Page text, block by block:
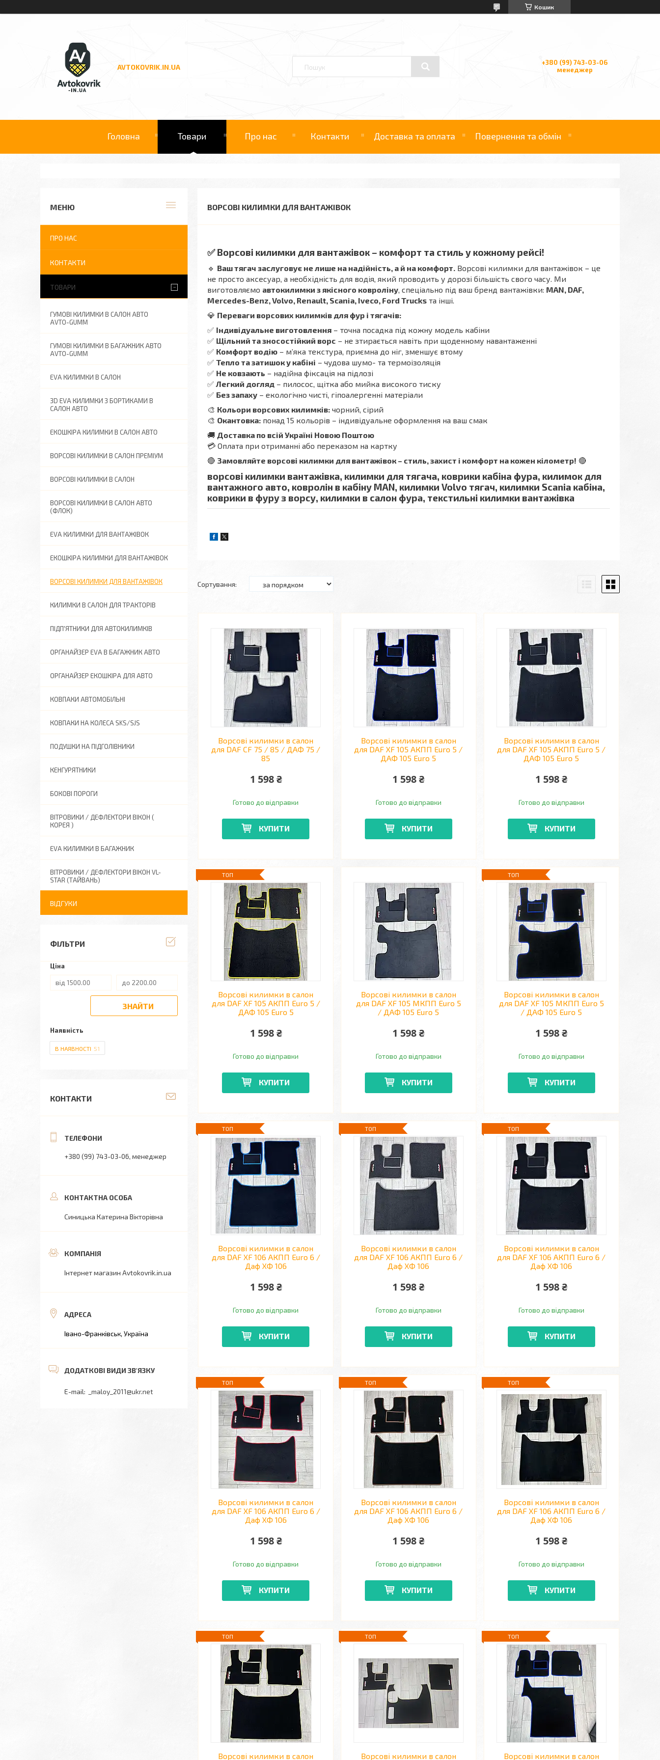
Кошик
AVTOKOVRIK.IN.UA
+380 (99) 743-03-06
менеджер
Головна Товари Про нас Контакти Доставка та оплата Повернення та обмін
ВОРСОВІ КИЛИМКИ ДЛЯ ВАНТАЖІВОК
✅Ворсові килимки для вантажівок – комфорт та стиль у кожному рейсі!
🔹 Ваш тягач заслуговує не лише на надійність, а й на комфорт. Ворсові килимки для вантажівок – це
не просто аксесуар, а необхідність для водія, який проводить у дорозі більшість свого часу. Ми
виготовляємо автокилимки з якісного ковроліну, спеціально під ваш бренд вантажівки: MAN, DAF,
Mercedes-Benz, Volvo, Renault, Scania, Iveco, Ford Trucks та інші.
💎 Переваги ворсових килимків для фур і тягачів:
✅ Індивідуальне виготовлення – точна посадка під кожну модель кабіни
✅ Щільний та зносостійкий ворс – не зтирається навіть при щоденному навантаженні
✅ Комфорт водію – м’яка текстура, приємна до ніг, зменшує втому
✅ Тепло та затишок у кабіні – чудова шумо- та термоізоляція
✅ Не ковзають – надійна фіксація на підлозі
✅Легкий догляд – пилосос, щітка або мийка високого тиску
✅ Без запаху – екологічно чисті, гіпоалергенні матеріали
🎨 Кольори ворсових килимків: чорний, сірий
🎨 Окантовка: понад 15 кольорів – індивідуальне оформлення на ваш смак
🚚 Доставка по всій Україні Новою Поштою
💳 Оплата при отриманні або переказом на картку
🔴 Замовляйте ворсові килимки для вантажівок – стиль, захист і комфорт на кожен кілометр! 🔴
ворсові килимки вантажівка, килимки для тягача, коврики кабіна фура, килимок для
вантажного авто, ковролін в кабіну MAN, килимки Volvo тягач, килимки Scania кабіна,
коврики в фуру з ворсу, килимки в салон фура, текстильні килимки вантажівка
Ворсові килимки в салон
для DAF CF 75 / 85 / ДАФ 75 /
85
1 598 ₴
Готово до відправки
КУПИТИ
Ворсові килимки в салон
для DAF XF 105 АКПП Euro 5 /
ДАФ 105 Euro 5
1 598 ₴
Готово до відправки
КУПИТИ
Ворсові килимки в салон
для DAF XF 105 АКПП Euro 5 /
ДАФ 105 Euro 5
1 598 ₴
Готово до відправки
КУПИТИ
ТОП
Ворсові килимки в салон
для DAF XF 105 АКПП Euro 5 /
ДАФ 105 Euro 5
1 598 ₴
Готово до відправки
КУПИТИ
Ворсові килимки в салон
для DAF XF 105 МКПП Euro 5
/ ДАФ 105 Euro 5
1 598 ₴
Готово до відправки
КУПИТИ
ТОП
Ворсові килимки в салон
для DAF XF 105 МКПП Euro 5
/ ДАФ 105 Euro 5
1 598 ₴
Готово до відправки
КУПИТИ
ТОП
Ворсові килимки в салон
для DAF XF 106 АКПП Euro 6 /
Даф ХФ 106
1 598 ₴
Готово до відправки
КУПИТИ
ТОП
Ворсові килимки в салон
для DAF XF 106 АКПП Euro 6 /
Даф ХФ 106
1 598 ₴
Готово до відправки
КУПИТИ
ТОП
Ворсові килимки в салон
для DAF XF 106 АКПП Euro 6 /
Даф ХФ 106
1 598 ₴
Готово до відправки
КУПИТИ
ТОП
Ворсові килимки в салон
для DAF XF 106 АКПП Euro 6 /
Даф ХФ 106
1 598 ₴
Готово до відправки
КУПИТИ
ТОП
Ворсові килимки в салон
для DAF XF 106 АКПП Euro 6 /
Даф ХФ 106
1 598 ₴
Готово до відправки
КУПИТИ
ТОП
Ворсові килимки в салон
для DAF XF 106 АКПП Euro 6 /
Даф ХФ 106
1 598 ₴
Готово до відправки
КУПИТИ
ТОП
Ворсові килимки в салон
ТОП
Ворсові килимки в салон
ТОП
Ворсові килимки в салон
ПРО НАС
КОНТАКТИ
ТОВАРИ
ГУМОВІ КИЛИМКИ В САЛОН АВТО
AVTO-GUMM
ГУМОВІ КИЛИМКИ В БАГАЖНИК АВТО
AVTO-GUMM
EVA КИЛИМКИ В САЛОН
3D EVA КИЛИМКИ З БОРТИКАМИ В
САЛОН АВТО
ЕКОШКІРА КИЛИМКИ В САЛОН АВТО
ВОРСОВІ КИЛИМКИ В САЛОН ПРЕМІУМ
ВОРСОВІ КИЛИМКИ В САЛОН
ВОРСОВІ КИЛИМКИ В САЛОН АВТО
(ФЛОК)
EVA КИЛИМКИ ДЛЯ ВАНТАЖІВОК
ЕКОШКІРА КИЛИМКИ ДЛЯ ВАНТАЖІВОК
ВОРСОВІ КИЛИМКИ ДЛЯ ВАНТАЖІВОК
КИЛИМКИ В САЛОН ДЛЯ ТРАКТОРІВ
ПІДП'ЯТНИКИ ДЛЯ АВТОКИЛИМКІВ
ОРГАНАЙЗЕР EVA В БАГАЖНИК АВТО
ОРГАНАЙЗЕР ЕКОШКІРА ДЛЯ АВТО
КОВПАКИ АВТОМОБІЛЬНІ
КОВПАКИ НА КОЛЕСА SKS/SJS
ПОДУШКИ НА ПІДГОЛІВНИКИ
КЕНГУРЯТНИКИ
БОКОВІ ПОРОГИ
ВІТРОВИКИ / ДЕФЛЕКТОРИ ВІКОН (
КОРЕЯ )
EVA КИЛИМКИ В БАГАЖНИК
ВІТРОВИКИ / ДЕФЛЕКТОРИ ВІКОН VL-
STAR (ТАЙВАНЬ)
ВІДГУКИ
ФІЛЬТРИ
Ціна
ЗНАЙТИ
Наявність
В НАЯВНОСТІ 51
КОНТАКТИ
+380 (99) 743-03-06 менеджер
Синицька Катерина Вікторівна
Інтернет магазин Avtokovrik.in.ua
Івано-Франківськ, Україна
_maloy_2011@ukr.net